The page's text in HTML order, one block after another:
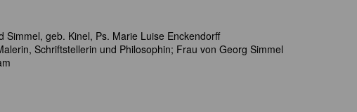
Simmel, geb. Kinel, Ps. Marie Luise Enckendorff
Schriftstellerin und Philosophin; Frau von Georg Simmel